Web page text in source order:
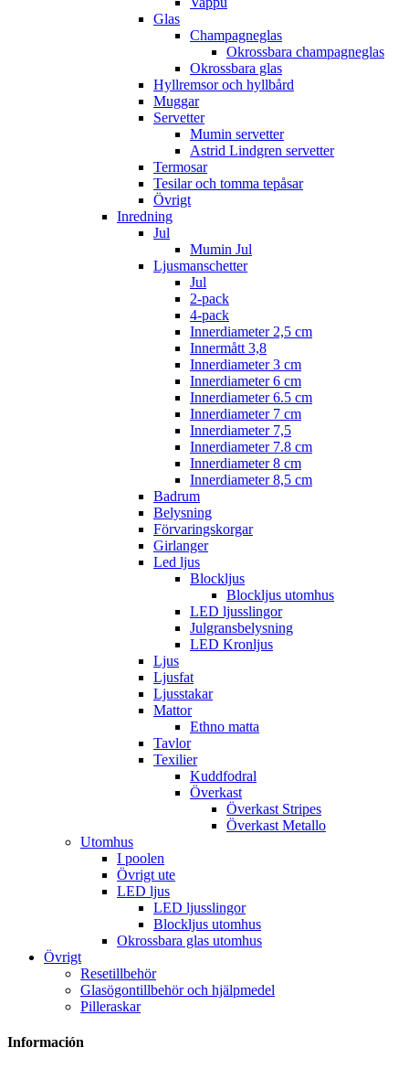
Glas
Champagneglas
Okrossbara champagneglas
Okrossbara glas
Hyllremsor och hyllbård
Muggar
Servetter
Mumin servetter
Astrid Lindgren servetter
Termosar
Tesilar och tomma tepåsar
Övrigt
Inredning
Jul
Mumin Jul
Ljusmanschetter
Jul
2-pack
4-pack
Innerdiameter 2,5 cm
Innermått 3,8
Innerdiameter 3 cm
Innerdiameter 6 cm
Innerdiameter 6.5 cm
Innerdiameter 7 cm
Innerdiameter 7,5
Innerdiameter 7.8 cm
Innerdiameter 8 cm
Innerdiameter 8,5 cm
Badrum
Belysning
Förvaringskorgar
Girlanger
Led ljus
Blockljus
Blockljus utomhus
LED ljusslingor
Julgransbelysning
LED Kronljus
Ljus
Ljusfat
Ljusstakar
Mattor
Ethno matta
Tavlor
Texilier
Kuddfodral
Överkast
Överkast Stripes
Överkast Metallo
Utomhus
I poolen
Övrigt ute
LED ljus
LED ljusslingor
Blockljus utomhus
Okrossbara glas utomhus
Övrigt
Resetillbehör
Glasögontillbehör och hjälpmedel
Pilleraskar
Información